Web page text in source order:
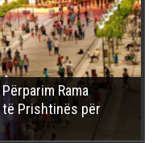
Rama
Prishtinës për